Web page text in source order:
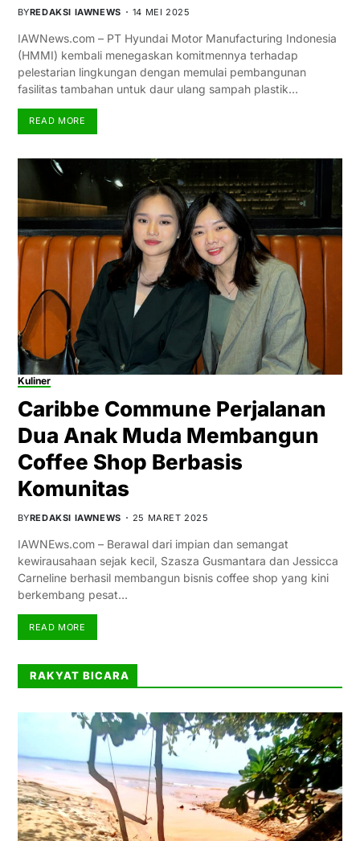
BYREDAKSI IAWNEWS 14 MEI 2025
IAWNews.com – PT Hyundai Motor Manufacturing Indonesia
(HMMI) kembali menegaskan komitmennya terhadap
pelestarian lingkungan dengan memulai pembangunan
fasilitas tambahan untuk daur ulang sampah plastik…
READ MORE
Kuliner
Caribbe Commune Perjalanan
Dua Anak Muda Membangun
Coffee Shop Berbasis
Komunitas
BYREDAKSI IAWNEWS 25 MARET 2025
IAWNEws.com – Berawal dari impian dan semangat
kewirausahaan sejak kecil, Szasza Gusmantara dan Jessicca
Carneline berhasil membangun bisnis coffee shop yang kini
berkembang pesat…
READ MORE
RAKYAT BICARA